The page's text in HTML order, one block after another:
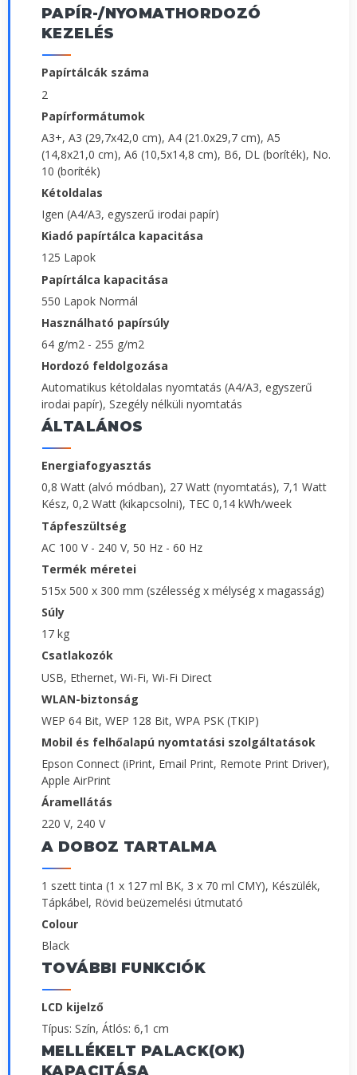
PAPÍR-/NYOMATHORDOZÓ
KEZELÉS
Papírtálcák száma
2
Papírformátumok
A3+, A3 (29,7x42,0 cm), A4 (21.0x29,7 cm), A5
(14,8x21,0 cm), A6 (10,5x14,8 cm), B6, DL (boríték), No.
10 (boríték)
Kétoldalas
Igen (A4/A3, egyszerű irodai papír)
Kiadó papírtálca kapacitása
125 Lapok
Papírtálca kapacitása
550 Lapok Normál
Használható papírsúly
64 g/m2 - 255 g/m2
Hordozó feldolgozása
Automatikus kétoldalas nyomtatás (A4/A3, egyszerű
irodai papír), Szegély nélküli nyomtatás
ÁLTALÁNOS
Energiafogyasztás
0,8 Watt (alvó módban), 27 Watt (nyomtatás), 7,1 Watt
Kész, 0,2 Watt (kikapcsolni), TEC 0,14 kWh/week
Tápfeszültség
AC 100 V - 240 V, 50 Hz - 60 Hz
Termék méretei
515x 500 x 300 mm (szélesség x mélység x magasság)
Súly
17 kg
Csatlakozók
USB, Ethernet, Wi-Fi, Wi-Fi Direct
WLAN-biztonság
WEP 64 Bit, WEP 128 Bit, WPA PSK (TKIP)
Mobil és felhőalapú nyomtatási szolgáltatások
Epson Connect (iPrint, Email Print, Remote Print Driver),
Apple AirPrint
Áramellátás
220 V, 240 V
A DOBOZ TARTALMA
1 szett tinta (1 x 127 ml BK, 3 x 70 ml CMY), Készülék,
Tápkábel, Rövid beüzemelési útmutató
Colour
Black
TOVÁBBI FUNKCIÓK
LCD kijelző
Típus: Szín, Átlós: 6,1 cm
MELLÉKELT PALACK(OK)
KAPACITÁSA